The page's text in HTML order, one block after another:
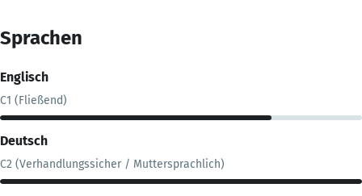
Sprachen
Englisch
C1 (Fließend)
Deutsch
C2 (Verhandlungssicher / Muttersprachlich)